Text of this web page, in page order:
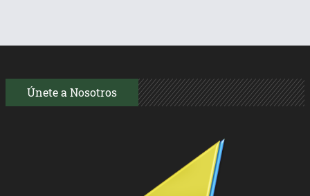
Únete a Nosotros